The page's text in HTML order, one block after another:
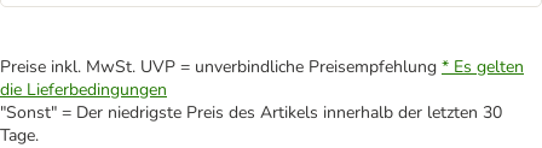
Preise inkl. MwSt. UVP = unverbindliche Preisempfehlung * Es gelten
die Lieferbedingungen
"Sonst" = Der niedrigste Preis des Artikels innerhalb der letzten 30
Tage.